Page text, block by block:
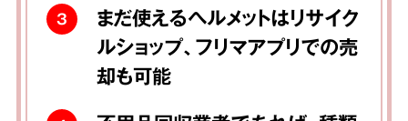
3
まだ使えるヘルメットはリサイク
ルショップ、フリマアプリでの売
却も可能